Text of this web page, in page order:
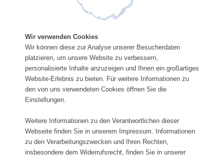
Wir verwenden Cookies
Wir können diese zur Analyse unserer Besucherdaten
platzieren, um unsere Website zu verbessern,
personalisierte Inhalte anzuzeigen und Ihnen ein großartiges
Website-Erlebnis zu bieten. Für weitere Informationen zu
den von uns verwendeten Cookies öffnen Sie die
Einstellungen.
Weitere Informationen zu den Verantwortlichen dieser
Webseite finden Sie in unserem Impressum. Informationen
zu den Verarbeitungszwecken und Ihren Rechten,
insbesondere dem Widerrufsrecht, finden Sie in unserer